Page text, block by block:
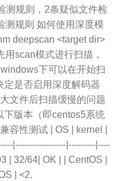
测规则，2条疑似文件检
测规则 如何使用深度模
deepscan <target dir>
scan模式进行扫描，
下可以在开始扫
定是否启用深度解码器
文件后扫描缓慢的问题
下版本（即centos5系统
容性测试 | OS | kernel |
|-----------------|---------|----
| 32/64| OK | | CentOS |
| <2.